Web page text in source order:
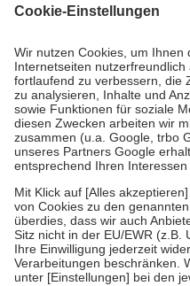
Grundsätzlich leisten Mitglieder
höchstens zehn Euro.
Es sind
Kosten der Leistung zu
Diese Regeln gelten
Bei Heilmitteln und häuslicher
Zuzahlung zehn Prozent der
Verordnung.
Um das Engagement der
stärken und die besondere
fallenkeine Zuzahlungenan bei:
• Kindern und Jugendlichen
mit Ausnahme der Fahrkosten
• Untersuchungen zur
GKV getragen werden